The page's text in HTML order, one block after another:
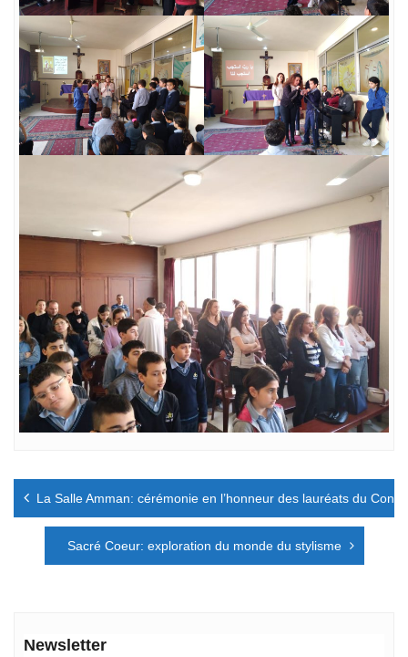
Navigation
l’article
La Salle Amman: cérémonie en l’honneur des lauréats du
Sacré Coeur: exploration du monde du stylisme
Newsletter